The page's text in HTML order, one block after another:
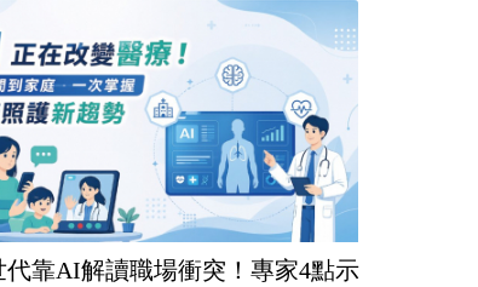
代靠AI解讀職場衝突！專家4點示